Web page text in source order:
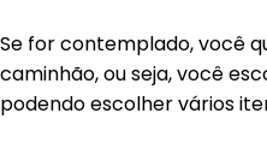
Se for contemplado, você
caminhão, ou seja, você
podendo escolher vários